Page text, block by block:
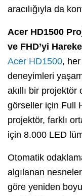
aracılığıyla da
Acer HD1500
ve FHD’yi
Acer HD1500,
deneyimleri
akıllı bir
görseller için Full
projektör, farklı
için 8.000 LED
Otomatik
algılanan
göre yeniden